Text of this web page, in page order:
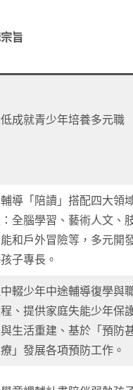
旨
成就青少年培養多元職
導「陪讀」搭配四大領
全腦學習、藝術人文、
和戶外冒險等，多元開
子專長。
輟少年中途輔導復學與
、提供家庭失能少年保
生活重建、基於「預防
」發展各項預防工作。